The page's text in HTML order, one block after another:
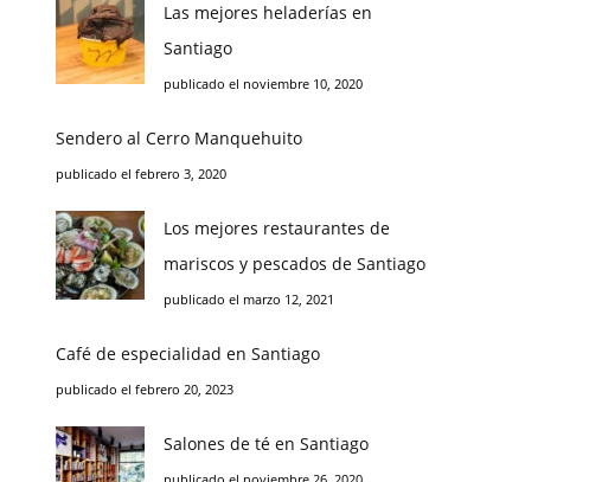
Las mejores heladerías en
Santiago
publicado el noviembre 10, 2020
Sendero al Cerro Manquehuito
publicado el febrero 3, 2020
Los mejores restaurantes de
mariscos y pescados de Santiago
publicado el marzo 12, 2021
Café de especialidad en Santiago
publicado el febrero 20, 2023
Salones de té en Santiago